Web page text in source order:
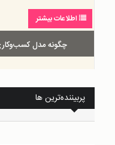
اطلاعات بیشتر
چگونه مدل
پربیننده‌ترین ها